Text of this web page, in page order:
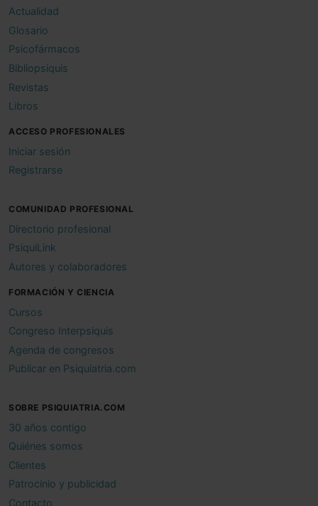
Actualidad
Glosario
Psicofármacos
Bibliopsiquis
Revistas
Libros
ACCESO PROFESIONALES
Iniciar sesión
Registrarse
COMUNIDAD PROFESIONAL
Directorio profesional
PsiquiLink
Autores y colaboradores
FORMACIÓN Y CIENCIA
Cursos
Congreso Interpsiquis
Agenda de congresos
Publicar en Psiquiatria.com
SOBRE PSIQUIATRIA.COM
30 años contigo
Quiénes somos
Clientes
Patrocinio y publicidad
Contacto